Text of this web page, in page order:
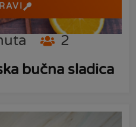
2
bučna sladica